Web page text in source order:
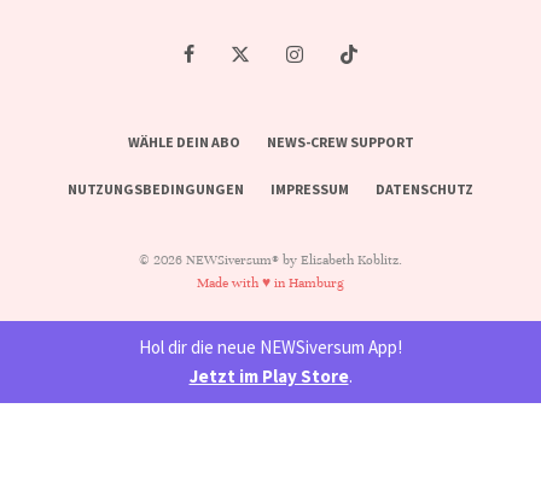
WÄHLE DEIN ABO NEWS-CREW SUPPORT
NUTZUNGSBEDINGUNGEN IMPRESSUM DATENSCHUTZ
© 2026 NEWSiversum® by Elisabeth Koblitz.
Made with ♥ in Hamburg
Hol dir die neue NEWSiversum App!
Jetzt im Play Store.